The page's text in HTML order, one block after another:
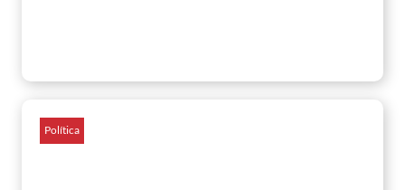
Política